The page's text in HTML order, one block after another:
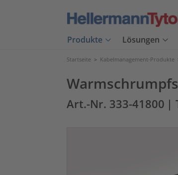
Produkte Lösungen
Startseite > Kabelmanagement-Produkte
Art.-Nr. 333-41800 |